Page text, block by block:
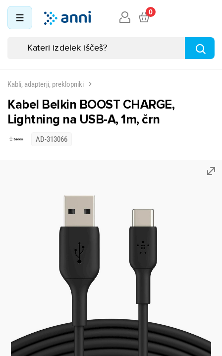
0
Kabli, adapterji, preklopniki
Kabel Belkin BOOST CHARGE,
Lightning na USB-A, 1m, črn
AD-313066